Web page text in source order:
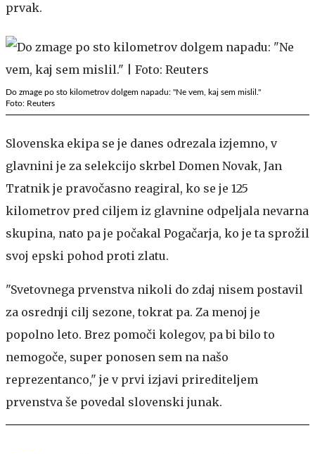
prvak.
Do zmage po sto kilometrov dolgem napadu: "Ne vem, kaj sem mislil."
Foto: Reuters
Slovenska ekipa se je danes odrezala izjemno, v
glavnini je za selekcijo skrbel Domen Novak, Jan
Tratnik je pravočasno reagiral, ko se je 125
kilometrov pred ciljem iz glavnine odpeljala nevarna
skupina, nato pa je počakal Pogačarja, ko je ta sprožil
svoj epski pohod proti zlatu.
"Svetovnega prvenstva nikoli do zdaj nisem postavil
za osrednji cilj sezone, tokrat pa. Za menoj je
popolno leto. Brez pomoči kolegov, pa bi bilo to
nemogoče, super ponosen sem na našo
reprezentanco," je v prvi izjavi prirediteljem
prvenstva še povedal slovenski junak.